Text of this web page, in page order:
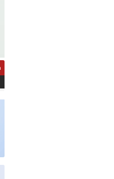
Mahallesi Akkavaklar
4 İzmit-KOCAELİ